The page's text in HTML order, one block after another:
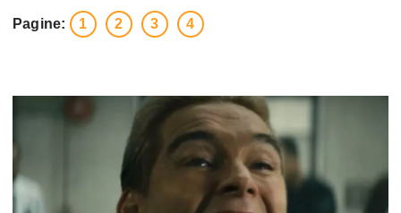
Pagine: 1 2 3 4